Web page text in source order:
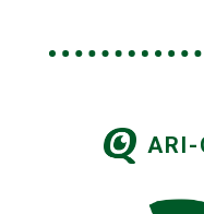
ARI-